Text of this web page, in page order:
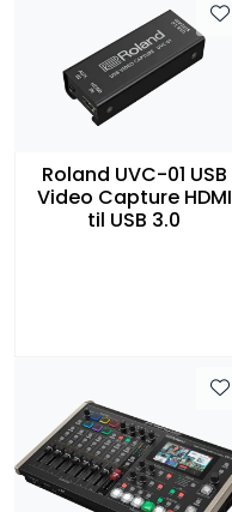
Roland UVC-01 USB
Video Capture HDMI
til USB 3.0